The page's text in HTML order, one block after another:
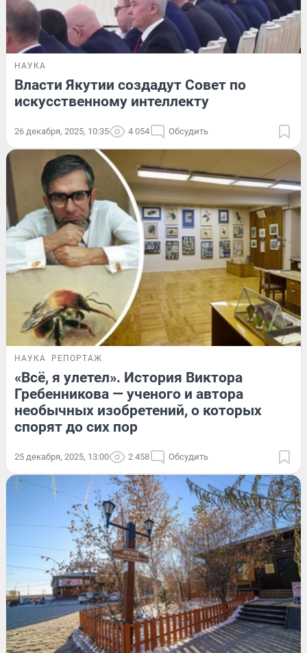
НАУКА
Власти Якутии создадут Совет по
искусственному интеллекту
26 декабря, 2025, 10:35 4 054 Обсудить
НАУКА РЕПОРТАЖ
«Всё, я улетел». История Виктора
Гребенникова — ученого и автора
необычных изобретений, о которых
спорят до сих пор
25 декабря, 2025, 13:00 2 458 Обсудить